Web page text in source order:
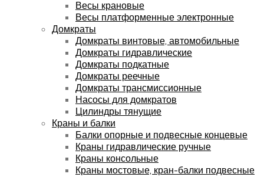
Весы крановые
Весы платформенные электронные
Домкраты
Домкраты винтовые, автомобильные
Домкраты гидравлические
Домкраты подкатные
Домкраты реечные
Домкраты трансмиссионные
Насосы для домкратов
Цилиндры тянущие
Краны и балки
Балки опорные и подвесные концевые
Краны гидравлические ручные
Краны консольные
Краны мостовые, кран-балки подвесные